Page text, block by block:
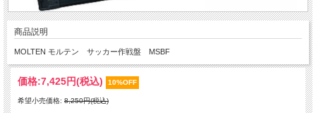
商品説明
MOLTEN モルテン サッカー作戦盤 MSBF
価格:7,425円(税込) 10%OFF
希望小売価格: 8,250円(税込)